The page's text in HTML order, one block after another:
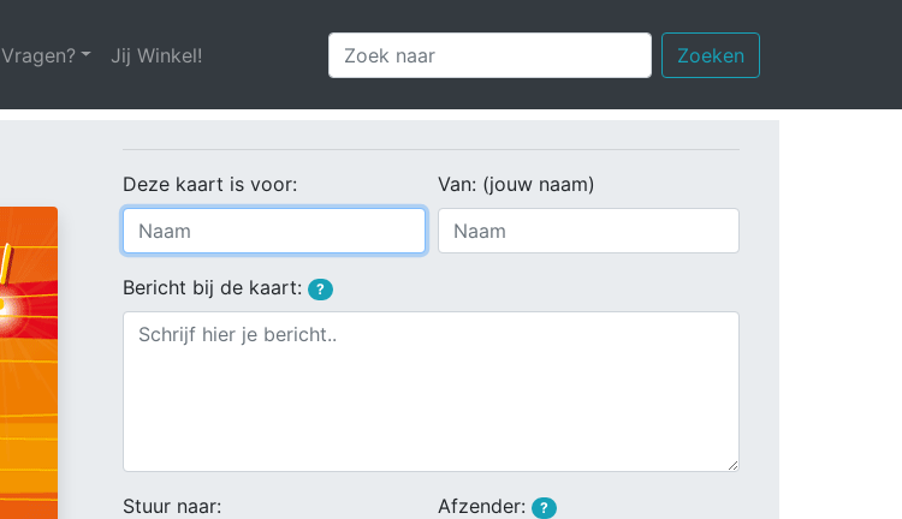
Vragen? Jij Winkel! Zoeken
Deze kaart is voor: Van: (jouw naam)
Bericht bij de kaart: ?
Stuur naar: Afzender: ?